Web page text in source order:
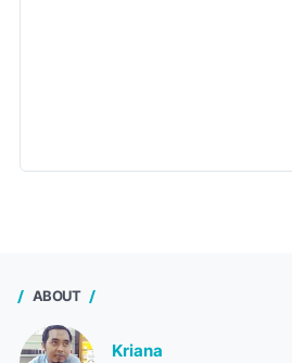
ABOUT
Kriana